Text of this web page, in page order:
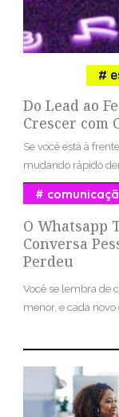
Do Lead ao
Crescer com
Se você está à
mudando rápido
O Whatsapp
Conversa
Perdeu
Você se lembra de
menor, e cada